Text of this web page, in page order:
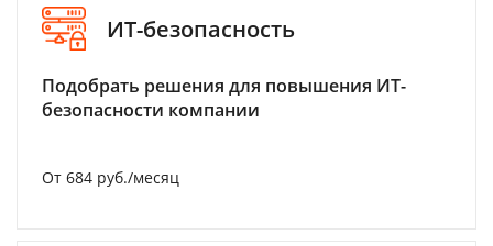
ИТ-безопасность
Подобрать решения для повышения ИТ-
безопасности компании
От 684 руб./месяц